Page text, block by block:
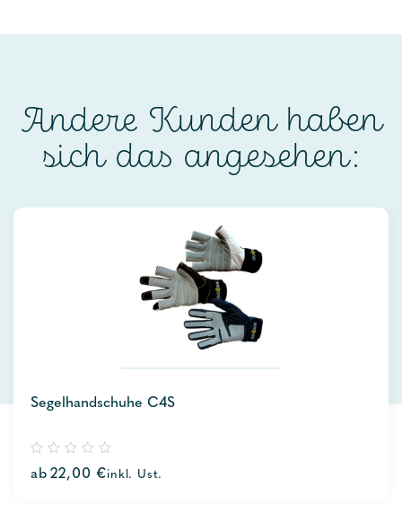
Andere Kunden haben
sich das angesehen:
Segelhandschuhe C4S
out
ab 22,00€inkl. Ust.